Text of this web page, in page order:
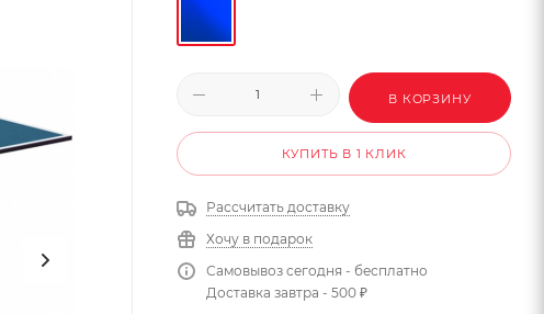
В КОРЗИНУ
КУПИТЬ В 1 КЛИК
Рассчитать доставку
Хочу в подарок
Самовывоз сегодня - бесплатно
Доставка завтра - 500 ₽